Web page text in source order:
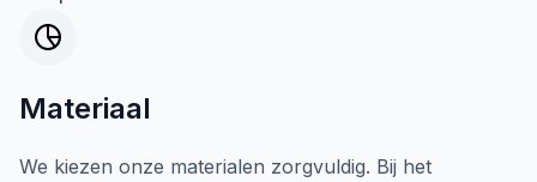
Materiaal
We kiezen onze materialen zorgvuldig. Bij het